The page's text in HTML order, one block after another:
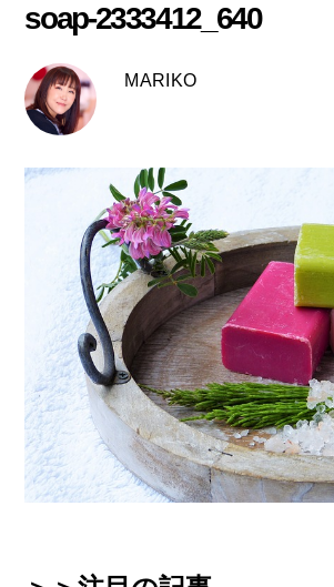
soap-2333412_640
MARIKO